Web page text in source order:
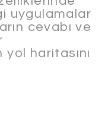
uygulamalar
cevabı ve
haritasını